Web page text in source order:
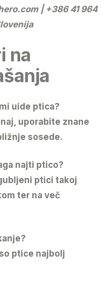
| +386 41 964
na
uide ptica?
uporabite znane
sosede.
najti ptico?
ptici takoj
ter na več
ptice najbolj